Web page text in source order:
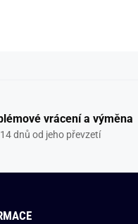
vrácení a výměna
dnů od jeho převzetí